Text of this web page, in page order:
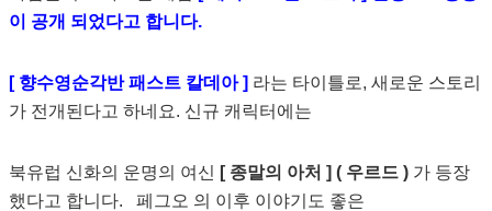
이 공개 되었다고 합니다.
[ 향수영순각반 패스트 칼데아 ] 라는 타이틀로, 새로운 스토리
가 전개된다고 하네요. 신규 캐릭터에는
북유럽 신화의 운명의 여신 [ 종말의 아처 ] ( 우르드 )가 등장
했다고 합니다. 페그오 의 이후 이야기도 좋은